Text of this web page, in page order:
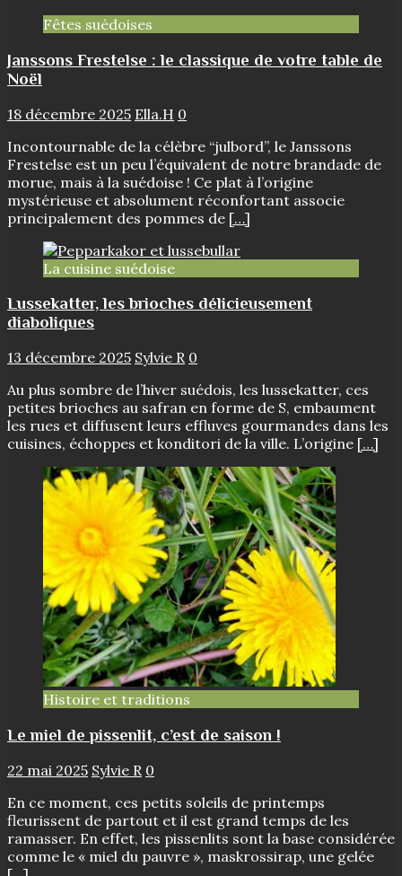
Fêtes suédoises
Janssons Frestelse : le classique de votre table de
Noël
18 décembre 2025 Ella.H 0
Incontournable de la célèbre “julbord”, le Janssons
Frestelse est un peu l’équivalent de notre brandade de
morue, mais à la suédoise ! Ce plat à l’origine
mystérieuse et absolument réconfortant associe
principalement des pommes de […]
La cuisine suédoise
Lussekatter, les brioches délicieusement
diaboliques
13 décembre 2025 Sylvie R 0
Au plus sombre de l’hiver suédois, les lussekatter, ces
petites brioches au safran en forme de S, embaument
les rues et diffusent leurs effluves gourmandes dans les
cuisines, échoppes et konditori de la ville. L’origine […]
Histoire et traditions
Le miel de pissenlit, c’est de saison !
22 mai 2025 Sylvie R 0
En ce moment, ces petits soleils de printemps
fleurissent de partout et il est grand temps de les
ramasser. En effet, les pissenlits sont la base considérée
comme le « miel du pauvre », maskrossirap, une gelée